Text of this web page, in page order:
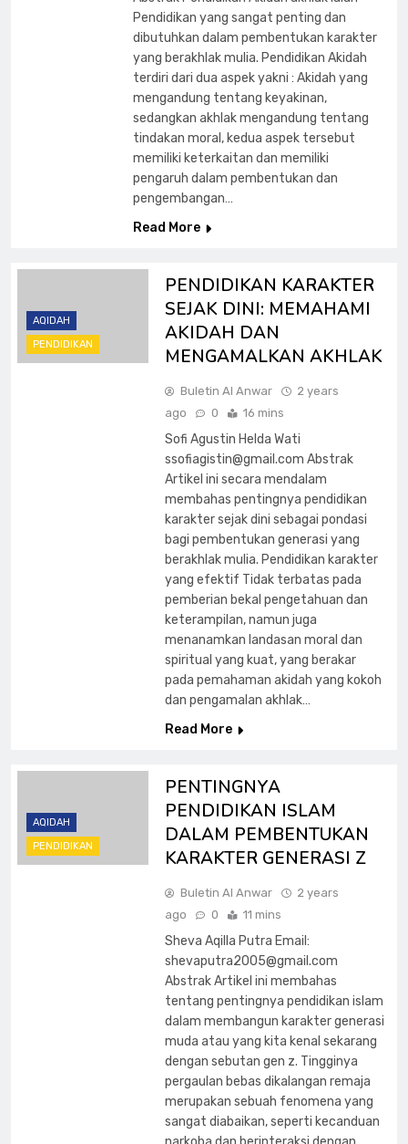
Pendidikan yang sangat penting dan
dibutuhkan dalam pembentukan karakter
yang berakhlak mulia. Pendidikan Akidah
terdiri dari dua aspek yakni : Akidah yang
mengandung tentang keyakinan,
sedangkan akhlak mengandung tentang
tindakan moral, kedua aspek tersebut
memiliki keterkaitan dan memiliki
pengaruh dalam pembentukan dan
pengembangan…
Read More
AQIDAH
PENDIDIKAN
PENDIDIKAN KARAKTER
SEJAK DINI: MEMAHAMI
AKIDAH DAN
MENGAMALKAN AKHLAK
Buletin Al Anwar
2 years
ago
0 16 mins
Sofi Agustin Helda Wati
ssofiagistin@gmail.com Abstrak
Artikel ini secara mendalam
membahas pentingnya pendidikan
karakter sejak dini sebagai pondasi
bagi pembentukan generasi yang
berakhlak mulia. Pendidikan karakter
yang efektif Tidak terbatas pada
pemberian bekal pengetahuan dan
keterampilan, namun juga
menanamkan landasan moral dan
spiritual yang kuat, yang berakar
pada pemahaman akidah yang kokoh
dan pengamalan akhlak…
Read More
AQIDAH
PENDIDIKAN
PENTINGNYA
PENDIDIKAN ISLAM
DALAM PEMBENTUKAN
KARAKTER GENERASI Z
Buletin Al Anwar
2 years
ago
0 11 mins
Sheva Aqilla Putra Email:
shevaputra2005@gmail.com
Abstrak Artikel ini membahas
tentang pentingnya pendidikan islam
dalam membangun karakter generasi
muda atau yang kita kenal sekarang
dengan sebutan gen z. Tingginya
pergaulan bebas dikalangan remaja
merupakan sebuah fenomena yang
sangat diabaikan, seperti kecanduan